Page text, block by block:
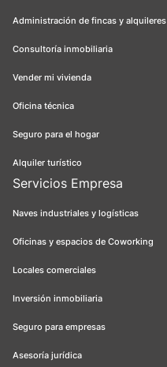
Administración de fincas y alquileres
Consultoría inmobiliaria
Vender mi vivienda
Oficina técnica
Seguro para el hogar
Alquiler turístico
Servicios Empresa
Naves industriales y logísticas
Oficinas y espacios de Coworking
Locales comerciales
Inversión inmobiliaria
Seguro para empresas
Asesoría jurídica